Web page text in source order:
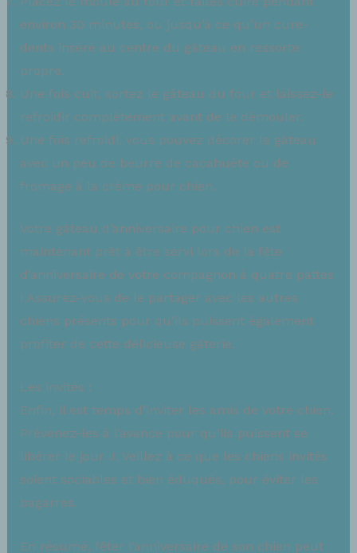
environ 30 minutes, ou jusqu’à ce qu’un cure-
dents inséré au centre du gâteau en ressorte
propre.
Une fois cuit, sortez le gâteau du four et laissez-le
refroidir complètement avant de le démouler.
Une fois refroidi, vous pouvez décorer le gâteau
avec un peu de beurre de cacahuète ou de
fromage à la crème pour chien.
Votre gâteau d’anniversaire pour chien est
maintenant prêt à être servi lors de la fête
d’anniversaire de votre compagnon à quatre pattes
! Assurez-vous de le partager avec les autres
chiens présents pour qu’ils puissent également
profiter de cette délicieuse gâterie.
Les invités :
Enfin, il est temps d’inviter les amis de votre chien.
Prévenez-les à l’avance pour qu’ils puissent se
libérer le jour J. Veillez à ce que les chiens invités
soient sociables et bien éduqués, pour éviter les
bagarres.
En résumé, fêter l’anniversaire de son chien peut